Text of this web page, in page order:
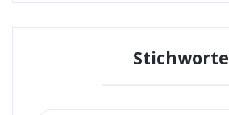
Stichworte